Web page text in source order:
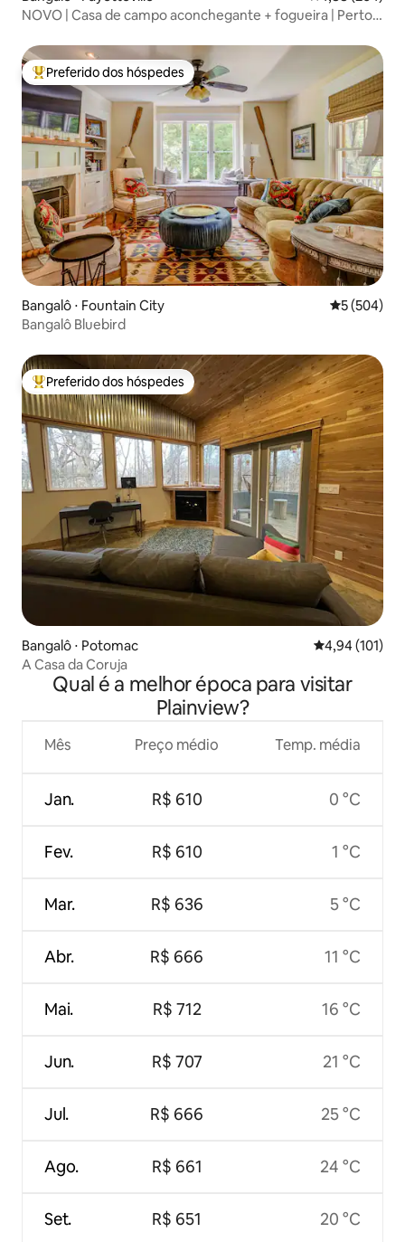
NOVO | Casa de campo aconchegante + fogueira | Perto
Entre os melhores preferidos dos hóspedes
Preferido dos hóspedes
Bangalô ⋅ Fountain City 5 de uma
5 (504)
Bangalô Bluebird
Entre os melhores preferidos dos hóspedes
Preferido dos hóspedes
Bangalô ⋅ Potomac 4,94 de uma
4,94 (101)
A Casa da Coruja
Qual é a melhor época para visitar
Plainview?
Mês
Jan.
Fev.
Mar.
Abr.
Mai.
Jun.
Jul.
Ago.
Set.
Preço médio
R$ 610
R$ 610
R$ 636
R$ 666
R$ 712
R$ 707
R$ 666
R$ 661
R$ 651
Temp. média
0 °C
1 °C
5 °C
11 °C
16 °C
21 °C
25 °C
24 °C
20 °C